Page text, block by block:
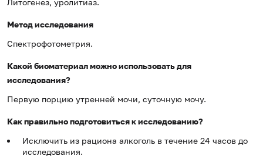
Литогенез, уролитиаз.
Метод исследования
Спектрофотометрия.
Какой биоматериал можно использовать для
исследования?
Первую порцию утренней мочи, суточную мочу.
Как правильно подготовиться к исследованию?
Исключить из рациона алкоголь в течение 24 часов до
исследования.